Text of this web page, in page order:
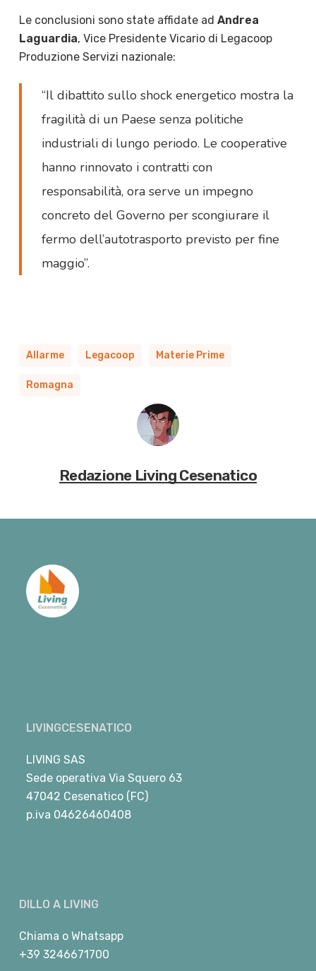
Le conclusioni sono state affidate ad Andrea
Laguardia, Vice Presidente Vicario di Legacoop
Produzione Servizi nazionale:
“Il dibattito sullo shock energetico mostra la
fragilità di un Paese senza politiche
industriali di lungo periodo. Le cooperative
hanno rinnovato i contratti con
responsabilità, ora serve un impegno
concreto del Governo per scongiurare il
fermo dell’autotrasporto previsto per fine
maggio”.
Allarme Legacoop Materie Prime
Romagna
Redazione Living Cesenatico
LIVINGCESENATICO
LIVING SAS
Sede operativa Via Squero 63
47042 Cesenatico (FC)
p.iva 04626460408
DILLO A LIVING
Chiama o Whatsapp
+39 3246671700